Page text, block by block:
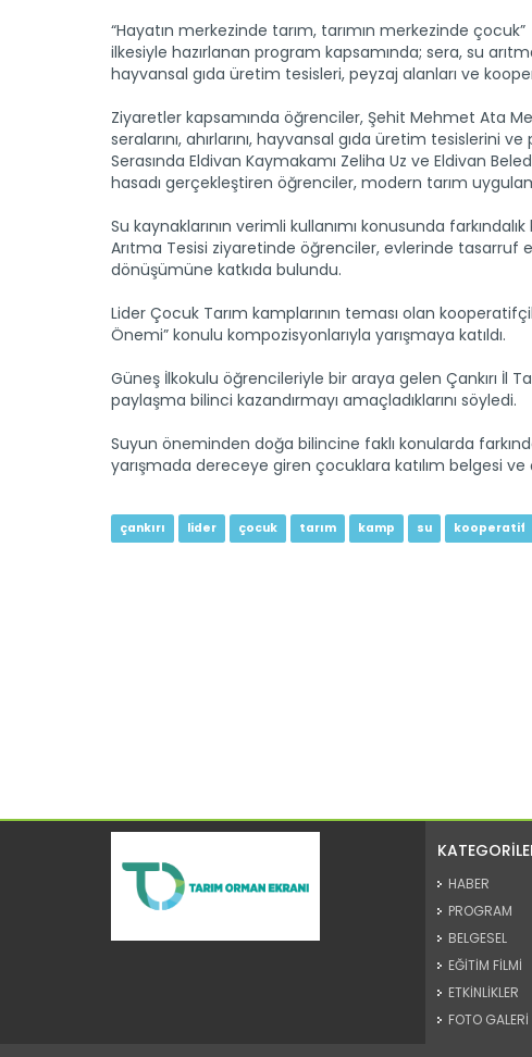
“Hayatın merkezinde tarım, tarımın merkezinde çocuk”
ilkesiyle hazırlanan program kapsamında; sera, su
hayvansal gıda üretim tesisleri, peyzaj alanları ve
Ziyaretler kapsamında öğrenciler, Şehit Mehmet Ata
seralarını, ahırlarını, hayvansal gıda üretim tesislerini
Serasında Eldivan Kaymakamı Zeliha Uz ve Eldivan
hasadı gerçekleştiren öğrenciler, modern tarım
Su kaynaklarının verimli kullanımı konusunda
Arıtma Tesisi ziyaretinde öğrenciler, evlerinde tasarruf
dönüşümüne katkıda bulundu.
Lider Çocuk Tarım kamplarının teması olan
Önemi” konulu kompozisyonlarıyla yarışmaya katıldı.
Güneş İlkokulu öğrencileriyle bir araya gelen Çankırı
paylaşma bilinci kazandırmayı amaçladıklarını söyledi.
Suyun öneminden doğa bilincine faklı konularda
yarışmada dereceye giren çocuklara katılım belgesi
çankırı lider çocuk tarım kamp su kooperatif
HABER
PROGRAM
BELGESEL
EĞİTİM FİLMİ
ETKİNLİKLER
FOTO GALERİ